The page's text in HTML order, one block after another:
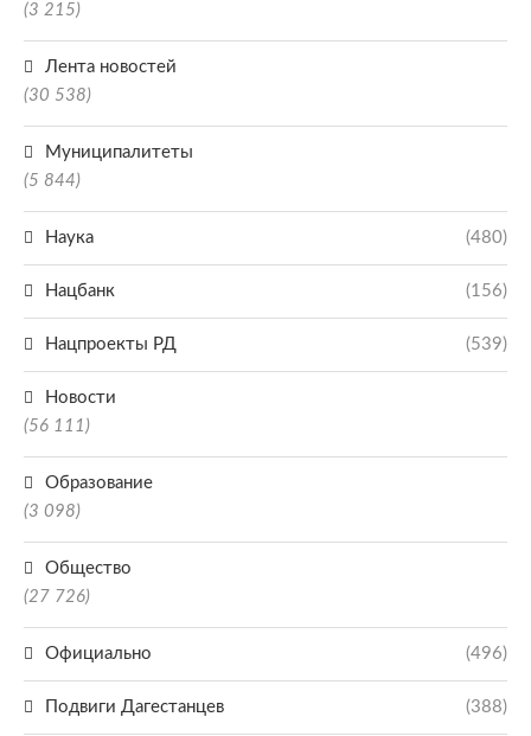
(3 215)
Лента новостей
(30 538)
Муниципалитеты
(5 844)
Наука (480)
Нацбанк (156)
Нацпроекты РД (539)
Новости
(56 111)
Образование
(3 098)
Общество
(27 726)
Официально (496)
Подвиги Дагестанцев (388)